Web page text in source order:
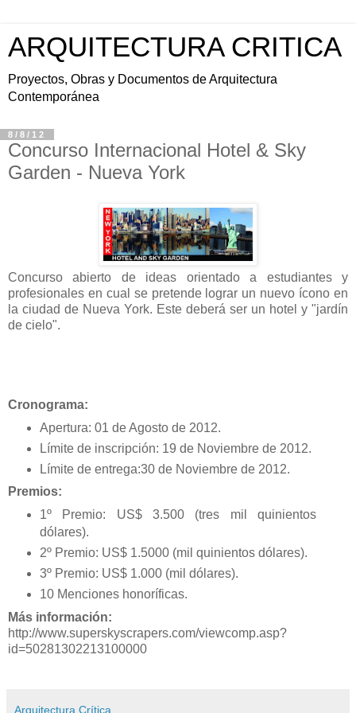
ARQUITECTURA CRITICA
Proyectos, Obras y Documentos de Arquitectura
Contemporánea
8/8/12
Concurso Internacional Hotel & Sky
Garden - Nueva York
Concurso abierto de ideas orientado a estudiantes y
profesionales en cual se pretende lograr un nuevo ícono en
la ciudad de Nueva York. Este deberá ser un hotel y "jardín
de cielo".
Cronograma:
Apertura: 01 de Agosto de 2012.
Límite de inscripción: 19 de Noviembre de 2012.
Límite de entrega:30 de Noviembre de 2012.
Premios:
1º Premio: US$ 3.500 (tres mil quinientos
dólares).
2º Premio: US$ 1.5000 (mil quinientos dólares).
3º Premio: US$ 1.000 (mil dólares).
10 Menciones honoríficas.
Más información:
http://www.superskyscrapers.com/viewcomp.asp?
id=50281302213100000
Arquitectura Crítica